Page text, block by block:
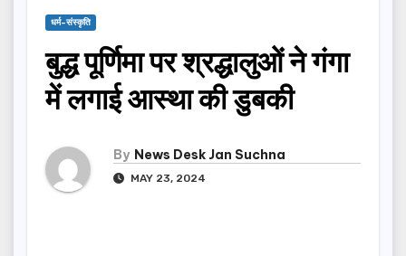
धर्म-संस्कृति
बुद्ध पूर्णिमा पर श्रद्धालुओं ने गंगा
में लगाई आस्था की डुबकी
By News Desk Jan Suchna
MAY 23, 2024